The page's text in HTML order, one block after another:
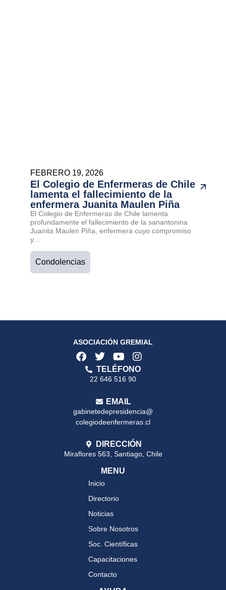
FEBRERO 19, 2026
El Colegio de Enfermeras de Chile
lamenta el fallecimiento de la
enfermera Juanita Maulen Piña
El Colegio de Enfermeras de Chile lamenta
profundamente el fallecimiento de la sanantonina
Juanita Maulen Piña, enfermera cuyo compromiso
y...
Condolencias
ASOCIACIÓN GREMIAL
TELÉFONO
22 646 516 90
EMAIL
gabinetedepresidencia@
colegiodeenfermeras.cl
DIRECCIÓN
Miraflores 563, Santiago, Chile
MENU
Inicio
Directorio
Noticias
Sobre Nosotros
Soc. Científicas
Capacitaciones
Contacto